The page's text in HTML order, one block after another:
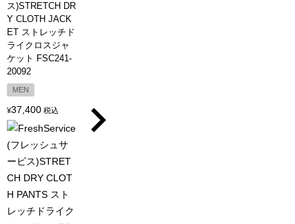
ス)STRETCH DR
Y CLOTH JACK
ET ストレッチド
ライクロスジャ
ケット FSC241-
20092
MEN
¥37,400 税込